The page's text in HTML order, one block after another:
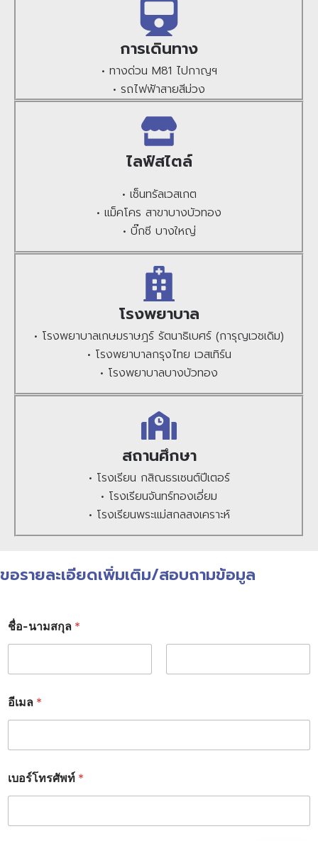
การเดินทาง
• ทางด่วน M81 ไปกาญฯ
• รถไฟฟ้าสายสีม่วง
ไลฟ์สไตล์
• เซ็นทรัลเวสเกต
• แม็คโคร สาขาบางบัวทอง
• บิ๊กซี บางใหญ่
โรงพยาบาล
• โรงพยาบาลเกษมราษฎร์ รัตนาธิเบศร์ (การุญเวชเดิม)
• โรงพยาบาลกรุงไทย เวสเทิร์น
• โรงพยาบาลบางบัวทอง
สถานศึกษา
• โรงเรียน กสิณธรเซนต์ปีเตอร์
• โรงเรียนจันทร์ทองเอี่ยม
• โรงเรียนพระแม่สกลสงเคราะห์
ขอรายละเอียดเพิ่มเติม/สอบถามข้อมูล
ชื่อ-นามสกุล *
อีเมล *
เบอร์โทรศัพท์ *